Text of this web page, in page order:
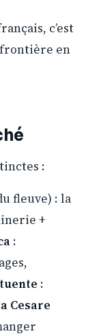
c’est
frontière en
:
fleuve) : la
+
:
:
Cesare